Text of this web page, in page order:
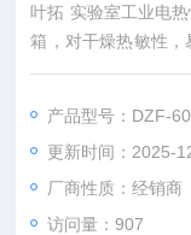
叶拓 实验室工业电
箱，对干燥热敏性，
速干燥处理。
产品型号：DZF-
更新时间：2025-
厂商性质：经销商
访问量：907